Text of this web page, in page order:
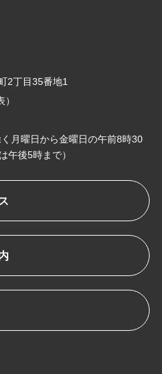
2丁目35番地1
月曜日から金曜日の午前8時30
午後5時まで）